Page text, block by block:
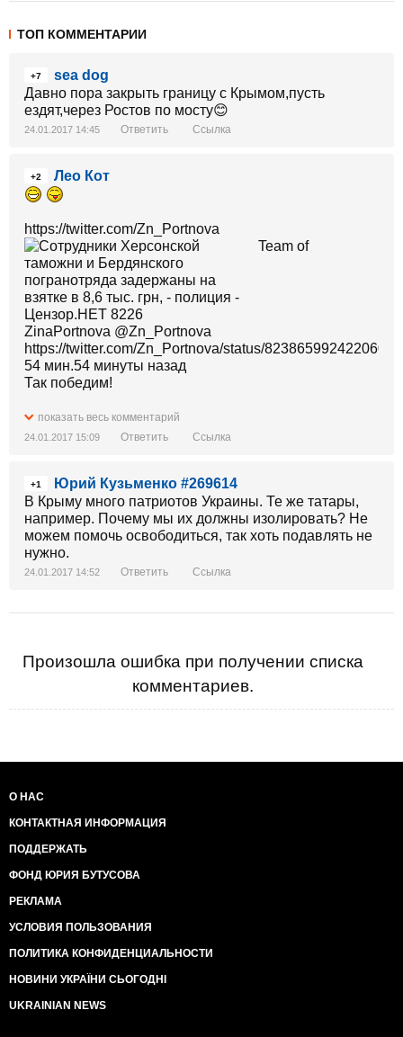
ТОП КОММЕНТАРИИ
+7
sea dog
Давно пора закрыть границу с Крымом,пусть
ездят,через Ростов по мосту😊
24.01.2017 14:45 Ответить Ссылка
+2 Лео Кот
https://twitter.com/Zn_Portnova
Team of
ZinaPortnova ‏@Zn_Portnova
https://twitter.com/Zn_Portnova/status/
54 мин.54 минуты назад
Так победим!
https://t.co/f9DjQW4WEO
знову вийшов на роботу
показать весь комментарий
24.01.2017 15:09 Ответить Ссылка
+1
Юрий Кузьменко #269614
В Крыму много патриотов Украины. Те же татары,
например. Почему мы их должны изолировать? Не
можем помочь освободиться, так хоть подавлять не
нужно.
24.01.2017 14:52 Ответить Ссылка
Произошла ошибка при получении списка
комментариев.
О НАС
КОНТАКТНАЯ ИНФОРМАЦИЯ
ПОДДЕРЖАТЬ
ФОНД ЮРИЯ БУТУСОВА
РЕКЛАМА
УСЛОВИЯ ПОЛЬЗОВАНИЯ
ПОЛИТИКА КОНФИДЕНЦИАЛЬНОСТИ
НОВИНИ УКРАЇНИ СЬОГОДНІ
UKRAINIAN NEWS